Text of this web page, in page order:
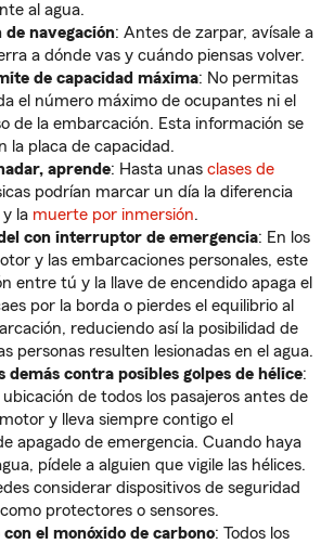
al agua.
de navegación: Antes de zarpar, avísale a
a dónde vas y cuándo piensas volver.
de capacidad máxima: No permitas
el número máximo de ocupantes ni el
de la embarcación. Esta información se
la placa de capacidad.
aprende: Hasta unas clases de
podrían marcar un día la diferencia
la muerte por inmersión.
con interruptor de emergencia: En los
y las embarcaciones personales, este
entre tú y la llave de encendido apaga el
por la borda o pierdes el equilibrio al
reduciendo así la posibilidad de
personas resulten lesionadas en el agua.
demás contra posibles golpes de hélice:
de todos los pasajeros antes de
y lleva siempre contigo el
apagado de emergencia. Cuando haya
pídele a alguien que vigile las hélices.
considerar dispositivos de seguridad
protectores o sensores.
el monóxido de carbono: Todos los